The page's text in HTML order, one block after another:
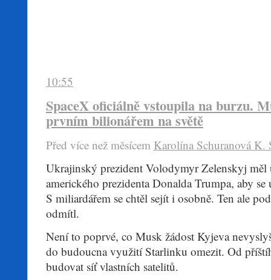
10:55
SpaceX oficiálně vstoupila na burzu.
prvním bilionářem na světě
Před více než mĕsícem Karolína Schuranová K.
​Ukrajinský prezident Volodymyr Zelenskyj měl
amerického prezidenta Donalda Trumpa, aby
S miliardářem se chtěl sejít i osobně. Ten ale
odmítl.
Není to poprvé, co Musk žádost Kyjeva
do budoucna využití Starlinku omezit. Od
budovat síť vlastních satelitů.